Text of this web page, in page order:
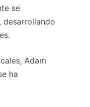
se
Adam
ha